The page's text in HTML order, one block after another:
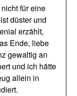
für eine
düster und
erzählt,
Ende, liebe
gewaltig an
und ich hätte
allein in